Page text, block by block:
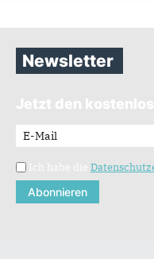
Newsletter
Jetzt den
Ich habe die